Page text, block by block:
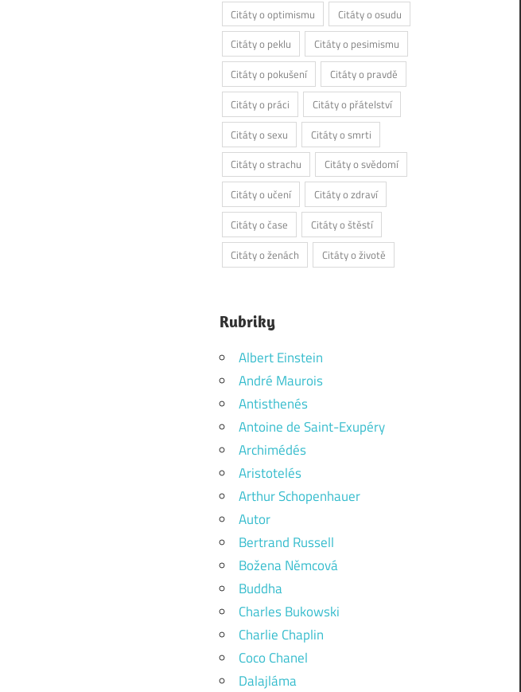
Citáty o optimismu
Citáty o osudu
Citáty o peklu
Citáty o pesimismu
Citáty o pokušení
Citáty o pravdě
Citáty o práci
Citáty o přátelství
Citáty o sexu
Citáty o smrti
Citáty o strachu
Citáty o svědomí
Citáty o učení
Citáty o zdraví
Citáty o čase
Citáty o štěstí
Citáty o ženách
Citáty o životě
Rubriky
Albert Einstein
André Maurois
Antisthenés
Antoine de Saint-Exupéry
Archimédés
Aristotelés
Arthur Schopenhauer
Autor
Bertrand Russell
Božena Němcová
Buddha
Charles Bukowski
Charlie Chaplin
Coco Chanel
Dalajláma